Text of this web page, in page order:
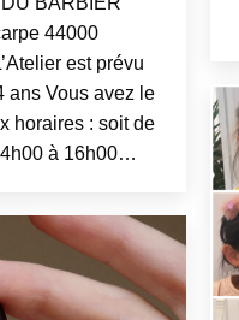
44000
est prévu
ans Vous avez le
horaires : soit de
à 16h00…